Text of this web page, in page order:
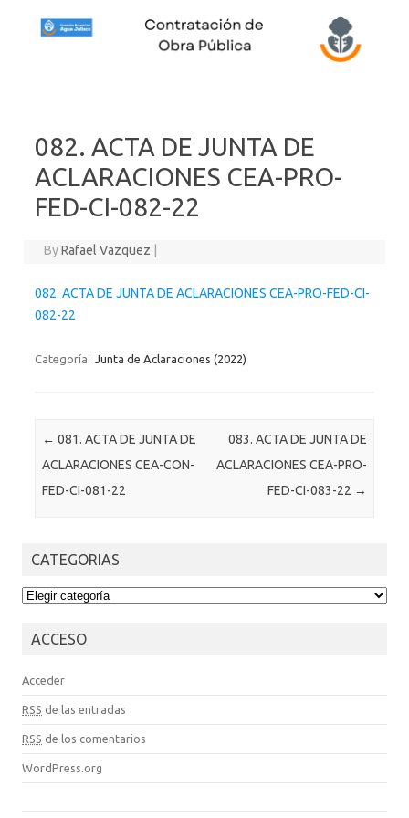
082. ACTA DE JUNTA DE
ACLARACIONES CEA-PRO-
FED-CI-082-22
ByRafael Vazquez
082. ACTA DE JUNTA DE ACLARACIONES CEA-PRO-FED-CI-
082-22
Categoría: Junta de Aclaraciones (2022)
Post navigation
← 081. ACTA DE JUNTA DE
ACLARACIONES CEA-CON-
FED-CI-081-22
083. ACTA DE JUNTA DE
ACLARACIONES CEA-PRO-
FED-CI-083-22 →
CATEGORIAS
CATEGORIAS
ACCESO
Acceder
RSS de las entradas
RSS de los comentarios
WordPress.org